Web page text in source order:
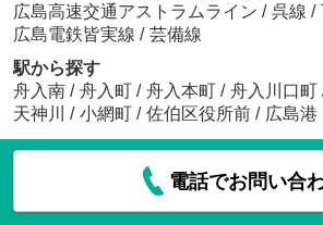
広島高速交通アストラムライン / 呉線 /
広島電鉄皆実線 / 芸備線
駅から探す
舟入南 / 舟入町 / 舟入本町 / 舟入川口町
天神川
/ 小網町 / 佐伯区役所前 / 広島港
電話でお問い合